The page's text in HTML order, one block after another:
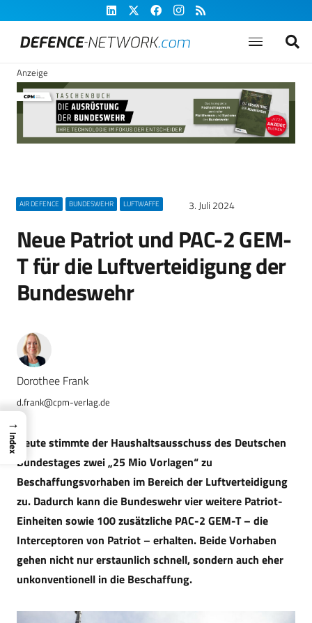
Anzeige
AIR DEFENCE BUNDESWEHR LUFTWAFFE 3. Juli 2024
Neue Patriot und PAC-2 GEM-
T für die Luftverteidigung der
Bundeswehr
Dorothee Frank
d.frank@cpm-verlag.de
Heute stimmte der Haushaltsausschuss des Deutschen
Bundestages zwei „25 Mio Vorlagen“ zu
Beschaffungsvorhaben im Bereich der Luftverteidigung
zu. Dadurch kann die Bundeswehr vier weitere Patriot-
Einheiten sowie 100 zusätzliche PAC-2 GEM-T – die
Interceptoren von Patriot – erhalten. Beide Vorhaben
gehen nicht nur erstaunlich schnell, sondern auch eher
unkonventionell in die Beschaffung.
→
Index